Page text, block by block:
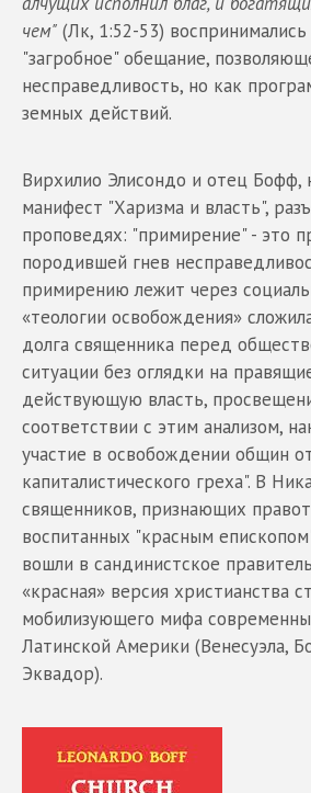
чем" (Лк, 1:52-53)
"загробное" обещание,
несправедливость, но как
земных действий.
Вирхилио Элисондо и отец Бофф,
манифест "Харизма и власть",
проповедях: "примирение" - это
породившей гнев
примирению лежит через
«теологии освобождения»
долга священника перед
ситуации без оглядки на
действующую власть,
соответствии с этим анализом,
участие в освобождении общин
капиталистического греха". В
священников, признающих
воспитанных "красным
вошли в сандинистское
«красная» версия христианства
мобилизующего мифа
Латинской Америки (Венесуэла,
Эквадор).